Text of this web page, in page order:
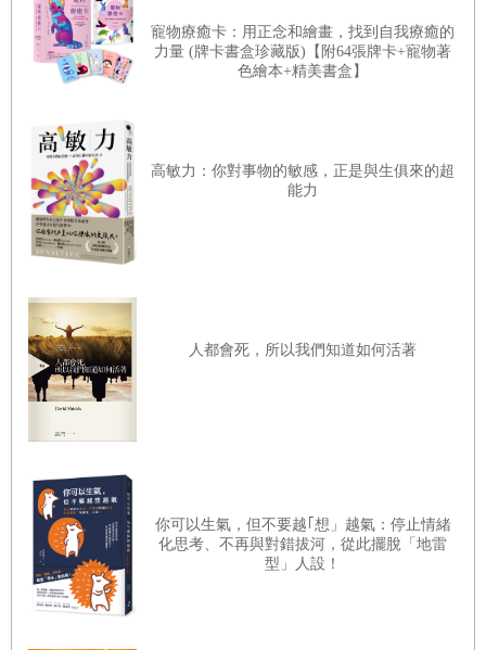
DIY，是生活的一部分！
燈光，才是靈魂所在
北歐人對家的熱情
機能性與簡約之美
打造理想居家的小祕訣
窗邊種點香草植物
第5 章 享受Hygge
幸福
Hygge：溫暖的共享時刻
蠟燭：最便利的療癒小物
耶誕節，正是閱讀好時節
丹麥冬日小點心──「Æbleskiver」
聚會的經典──桌遊
「你就是你，這樣就有價值了。不是因為有些事你做得好才
有價值，也不是因為有些事不擅長就沒有價值。這樣的說法
根本不成立啊！你也不會用這種角度去衡量身邊的同學
「所以啊，你也要好好珍惜自己。就像你會對重要的朋友說
話一樣，試著把那份溫柔用在自己身上。」
換作平常的我，大概會覺得「那也太彆扭了吧，根本不適合
我」然後直接
不過這一次，我反而激起了骨子裡的日本魂，充滿動力：
「不要再無意識地自我否定，讓別人擔心或添麻煩」。於是
我決定試著做做看。
專心做一件事 vs. 多工處理
我曾經的上司中，有一位非常能幹的瑞典女性。她曾告訴
我，她高效率的祕訣，不在於「多工處理」，反而在於徹底
的「單一任務處理」（Single-task）。
用她的話來說，就是「事情不能同時並行，而要一件接著一
寵物療癒卡：用正念和繪畫，找到自我療癒的
力量 (牌卡書盒珍藏版)【附64張牌卡+寵物著
色繪本+精美書盒】
高敏力：你對事物的敏感，正是與生俱來的超
能力
人都會死，所以我們知道如何活著
你可以生氣，但不要越｢想」越氣：停止情緒
化思考、不再與對錯拔河，從此擺脫「地雷
型」人設！